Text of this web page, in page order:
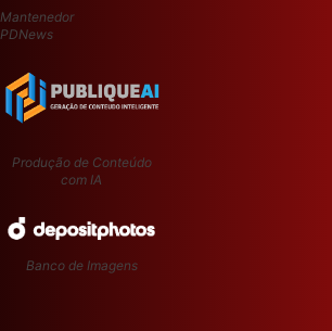
Mantenedor
PDNews
Produção de Conteúdo
com IA
Banco de Imagens